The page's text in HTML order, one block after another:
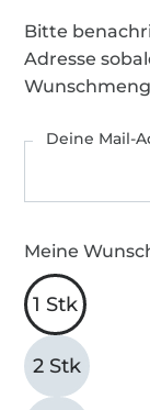
Bitte
Adresse
Deine Mail-
Meine
1 Stk
2 Stk